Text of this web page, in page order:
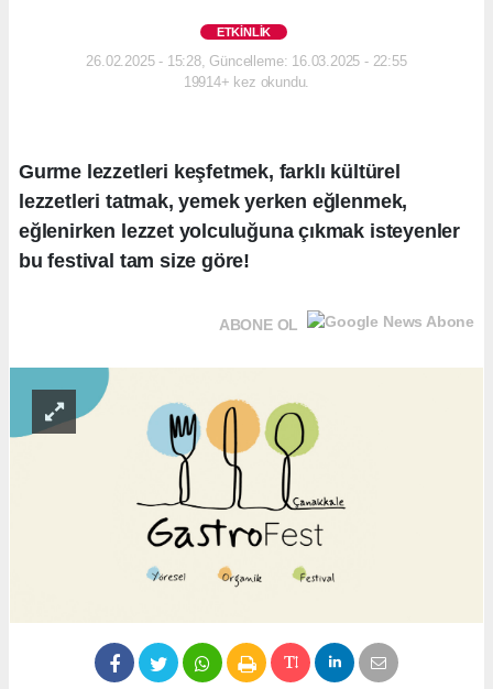
ETKINLIK
26.02.2025 - 15:28, Güncelleme: 16.03.2025 - 22:55
19914+ kez okundu.
Gurme lezzetleri keşfetmek, farklı kültürel
lezzetleri tatmak, yemek yerken eğlenmek,
eğlenirken lezzet yolculuğuna çıkmak isteyenler
bu festival tam size göre!
ABONE OL